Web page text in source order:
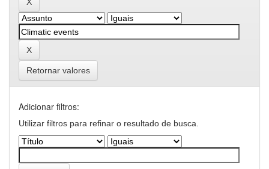
Retornar valores
Adicionar filtros:
Utilizar filtros para refinar o resultado de busca.